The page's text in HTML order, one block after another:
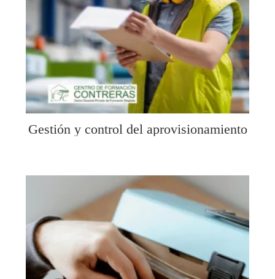
Gestión y control del aprovisionamiento